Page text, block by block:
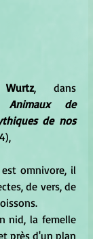
Animaux de
de nos
de vers, de
près d'un plan